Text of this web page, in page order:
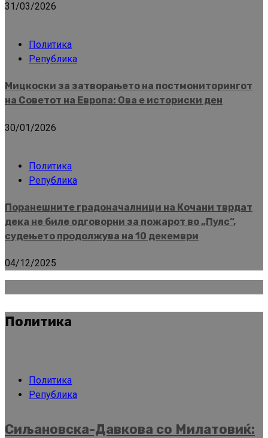
31/03/2026
Политика
Република
Мицкоски за затворањето на постмониторингот
на Советот на Европа: Ова е историски ден
30/01/2026
Политика
Република
Поранешните градоначалници на Кочани тврдат
дека не биле одговорни за пожарот во „Пулс“,
судењето продолжува на 10 декември
04/12/2025
Политика
Политика
Република
Сиљановска-Давкова со Милатовиќ: